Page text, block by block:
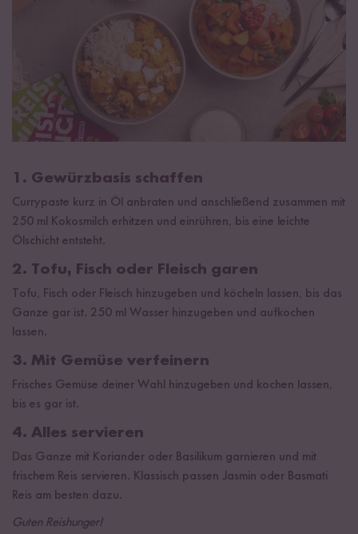
1. Gewürzbasis schaffen
Currypaste kurz in Öl anbraten und anschließend zusammen mit
250 ml Kokosmilch erhitzen und einrühren, bis eine leichte
Ölschicht entsteht.
2. Tofu, Fisch oder Fleisch garen
Tofu, Fisch oder Fleisch hinzugeben und köcheln lassen, bis das
Ganze gar ist. 250 ml Wasser hinzugeben und aufkochen
lassen.
3. Mit Gemüse verfeinern
Frisches Gemüse deiner Wahl hinzugeben und kochen lassen,
bis es gar ist.
4. Alles servieren
Das Ganze mit Koriander oder Basilikum garnieren und mit
frischem Reis servieren. Klassisch passen Jasmin oder Basmati
Reis am besten dazu.
Guten Reishunger!